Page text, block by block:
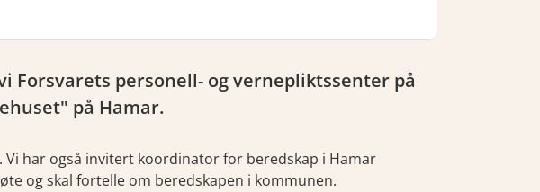
Forsvarets personell- og vernepliktssenter på
på Hamar.
har også invitert koordinator for beredskap i Hamar
og skal fortelle om beredskapen i kommunen.